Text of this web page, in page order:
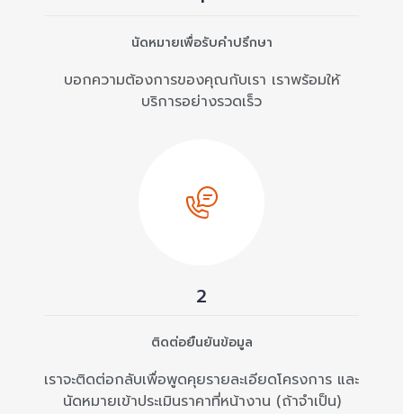
นัดหมายเพื่อรับคำปรึกษา
บอกความต้องการของคุณกับเรา เราพร้อมให้
บริการอย่างรวดเร็ว
2
ติดต่อยืนยันข้อมูล
เราจะติดต่อกลับเพื่อพูดคุยรายละเอียดโครงการ และ
นัดหมายเข้าประเมินราคาที่หน้างาน (ถ้าจำเป็น)